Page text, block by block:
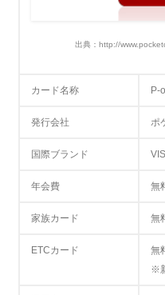
出典：http://
カード名称 P-
発行会社 ポ
国際ブランド
年会費 無
家族カード 無
ETCカード
無
※